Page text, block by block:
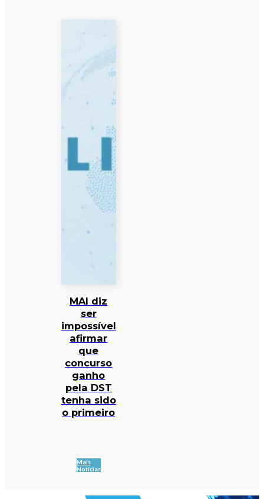
MAI diz
ser
impossível
afirmar
que
concurso
ganho
pela DST
tenha sido
o primeiro
Mais
Notícias